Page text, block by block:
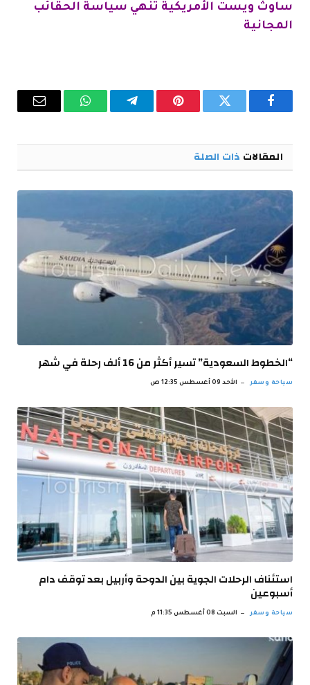
ساوث ويست الأمريكية تنهي سياسة الحقائب
المجانية
فيسبوك تويتر بينتيريستتيلقرام واتساب البريد
المقالات ذات الصلة
“الخطوط السعودية” تسير أكثر من 16 ألف رحلة في شهر
سياحة وسفر الأحد 09 أغسطس 12:35 ص
استئناف الرحلات الجوية بين الدوحة وأربيل بعد توقف دام
أسبوعين
سياحة وسفر السبت 08 أغسطس 11:35 م